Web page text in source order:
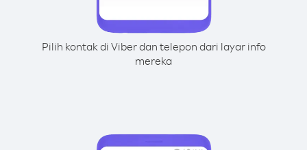
Pilih kontak di Viber dan telepon dari layar info
mereka